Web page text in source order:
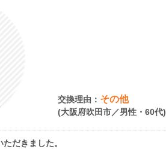
交換理由： その他
(大阪府吹田市／男性・60代)
だきました。